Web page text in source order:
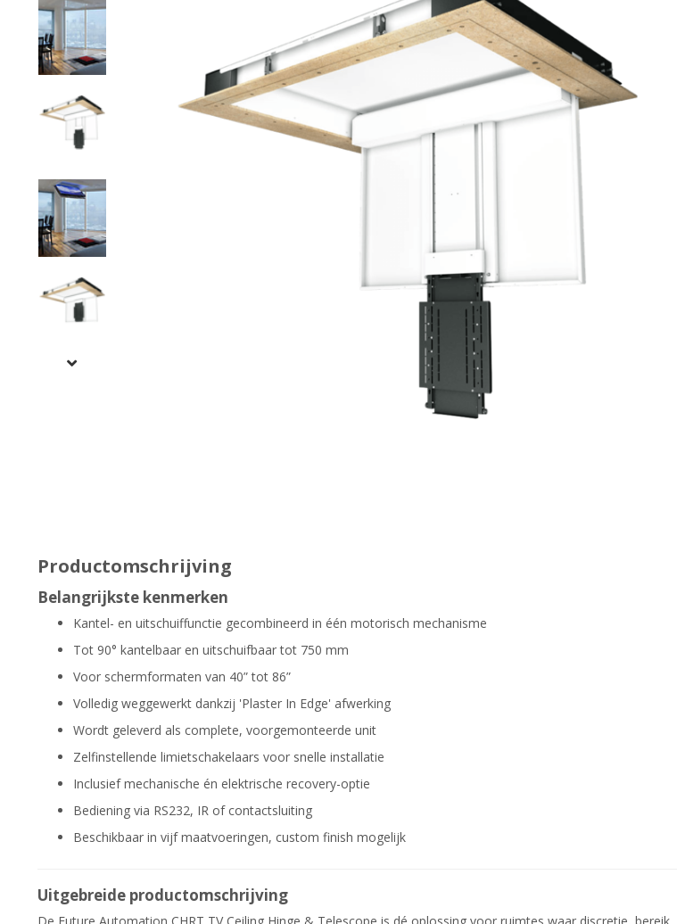
Productomschrijving
Belangrijkste kenmerken
Kantel- en uitschuiffunctie gecombineerd in één motorisch mechanisme
Tot 90° kantelbaar en uitschuifbaar tot 750 mm
Voor schermformaten van 40” tot 86”
Volledig weggewerkt dankzij 'Plaster In Edge' afwerking
Wordt geleverd als complete, voorgemonteerde unit
Zelfinstellende limietschakelaars voor snelle installatie
Inclusief mechanische én elektrische recovery-optie
Bediening via RS232, IR of contactsluiting
Beschikbaar in vijf maatvoeringen, custom finish mogelijk
Uitgebreide productomschrijving
De Future Automation CHRT TV Ceiling Hinge & Telescope is dé oplossing voor ruimtes waar discretie, bereik